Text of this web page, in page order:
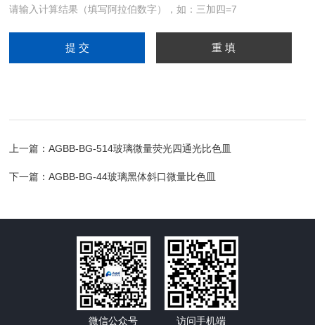
请输入计算结果（填写阿拉伯数字），如：三加四=7
上一篇：AGBB-BG-514玻璃微量荧光四通光比色皿
下一篇：AGBB-BG-44玻璃黑体斜口微量比色皿
微信公众号 访问手机端